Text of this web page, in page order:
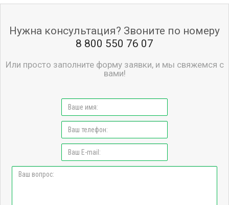
Нужна консультация? Звоните по номеру
8 800 550 76 07
Или просто заполните форму заявки, и мы свяжемся с
вами!